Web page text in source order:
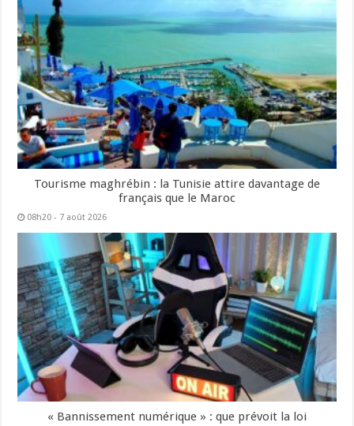
Tourisme maghrébin : la Tunisie attire davantage de
français que le Maroc
08h20 - 7 août 2026
« Bannissement numérique » : que prévoit la loi